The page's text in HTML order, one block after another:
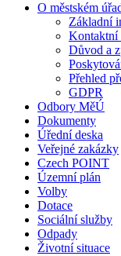
O městském
Základní
Kontaktní
Důvod a
Přehled
GDPR
Odbory MěÚ
Dokumenty
Úřední deska
Veřejné zakázky
Czech POINT
Územní plán
Volby
Dotace
Sociální služby
Odpady
Životní situace